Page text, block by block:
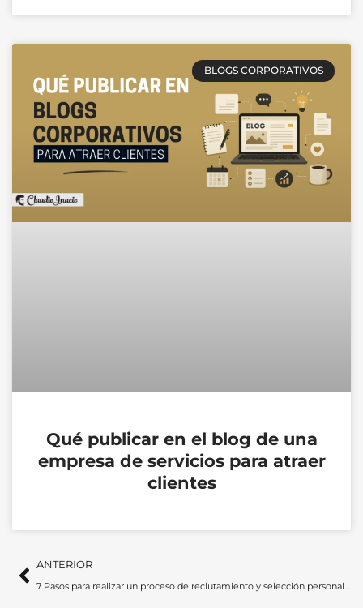
BLOGS CORPORATIVOS
Qué publicar en el blog de una
empresa de servicios para atraer
clientes
Ant
ANTERIOR